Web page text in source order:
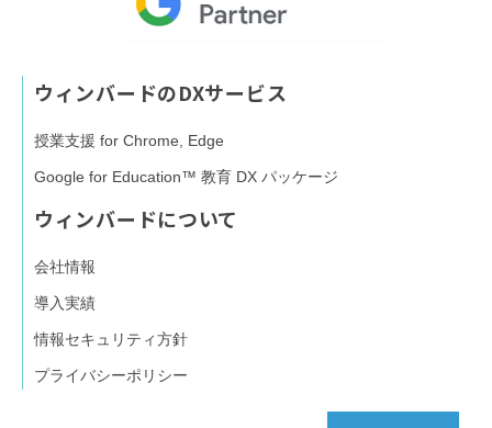
ウィンバードのDXサービス
授業支援 for Chrome, Edge
Google for Education™ 教育 DX パッケージ
ウィンバードについて
会社情報
導入実績
情報セキュリティ方針
プライバシーポリシー